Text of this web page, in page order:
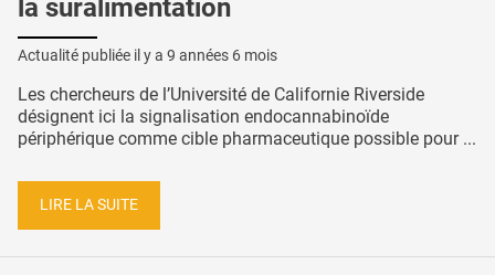
la suralimentation
Actualité publiée il y a 9 années 6 mois
Les chercheurs de l’Université de Californie Riverside
désignent ici la signalisation endocannabinoïde
périphérique comme cible pharmaceutique possible pour ...
LIRE LA SUITE